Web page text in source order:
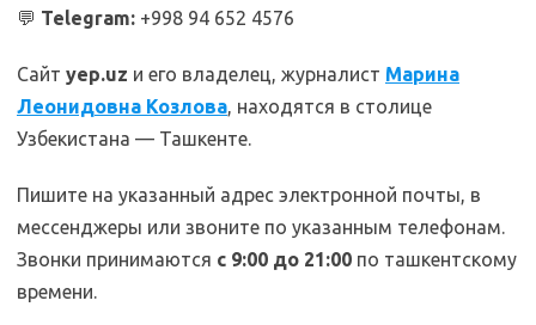
💬 Telegram: +998 94 652 4576
Сайт yep.uz и его владелец, журналист Марина
Леонидовна Козлова, находятся в столице
Узбекистана — Ташкенте.
Пишите на указанный адрес электронной почты, в
мессенджеры или звоните по указанным телефонам.
Звонки принимаются с 9:00 до 21:00 по ташкентскому
времени.